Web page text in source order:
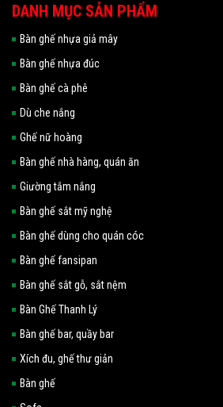
DANH MỤC SẢN PHẨM
Bàn ghế nhựa giả mây
Bàn ghế nhựa đúc
Bàn ghế cà phê
Dù che nắng
Ghế nữ hoàng
Bàn ghế nhà hàng, quán ăn
Giường tắm nắng
Bàn ghế sắt mỹ nghệ
Bàn ghế dùng cho quán cóc
Bàn ghế fansipan
Bàn ghế sắt gỗ, sắt nệm
Bàn Ghế Thanh Lý
Bàn ghế bar, quầy bar
Xích đu, ghế thư giản
Bàn ghế